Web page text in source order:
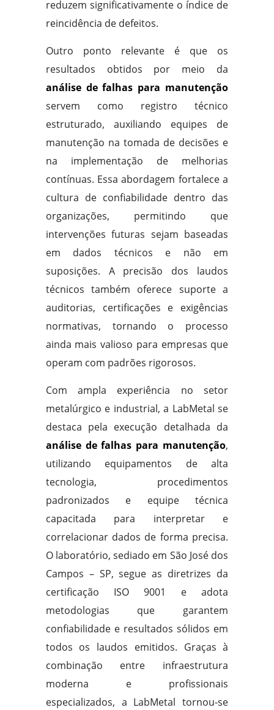
reduzem significativamente o índice de
reincidência de defeitos.
Outro ponto relevante é que os
resultados obtidos por meio da
análise de falhas para manutenção
servem como registro técnico
estruturado, auxiliando equipes de
manutenção na tomada de decisões e
na implementação de melhorias
contínuas. Essa abordagem fortalece a
cultura de confiabilidade dentro das
organizações, permitindo que
intervenções futuras sejam baseadas
em dados técnicos e não em
suposições. A precisão dos laudos
técnicos também oferece suporte a
auditorias, certificações e exigências
normativas, tornando o processo
ainda mais valioso para empresas que
operam com padrões rigorosos.
Com ampla experiência no setor
metalúrgico e industrial, a LabMetal se
destaca pela execução detalhada da
análise de falhas para manutenção,
utilizando equipamentos de alta
tecnologia, procedimentos
padronizados e equipe técnica
capacitada para interpretar e
correlacionar dados de forma precisa.
O laboratório, sediado em São José dos
Campos – SP, segue as diretrizes da
certificação ISO 9001 e adota
metodologias que garantem
confiabilidade e resultados sólidos em
todos os laudos emitidos. Graças à
combinação entre infraestrutura
moderna e profissionais
especializados, a LabMetal tornou-se